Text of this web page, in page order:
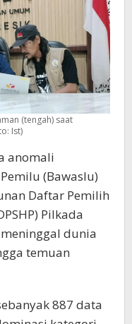
(tengah) saat
Ist)
anomali
(Bawaslu)
Daftar Pemilih
Pilkada
dunia
temuan
887 data